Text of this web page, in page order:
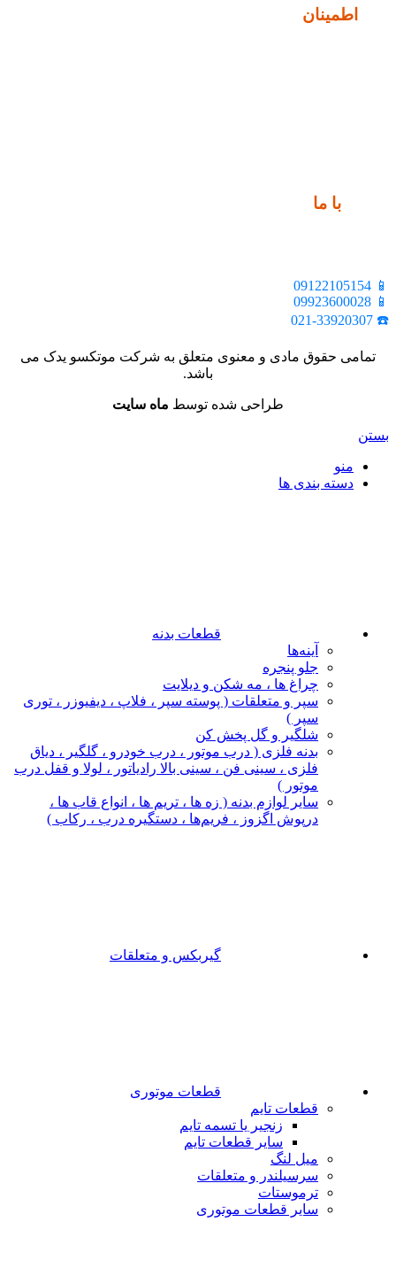
اطمینان
با ما
📱 09122105154
📱 09923600028
☎️ 021-33920307
تمامی حقوق مادی و معنوی متعلق به شرکت موتکسو یدک می
باشد.
طراحی شده توسط ماه سایت
بستن
منو
دسته بندی ها
قطعات بدنه
آینه‌ها
جلو پنجره
چراغ‌ ها ، مه‌ شکن و دیلایت
سپر و متعلقات ( پوسته سپر ، فلاپ ، دیفیوزر ، توری
سپر )
شلگیر و گل‌ پخش‌ کن
بدنه فلزی ( درب موتور ، درب خودرو ، گلگیر ، دیاق
فلزی ، سینی فن ، سینی بالا رادیاتور ، لولا و قفل درب
موتور )
سایر لوازم بدنه ( زه ها ، تریم ها ، انواع قاب ها ،
درپوش اگزوز ، فریم‌ها ، دستگیره درب ، رکاب )
گیربکس و متعلقات
قطعات موتوری
قطعات تایم
زنجیر یا تسمه تایم
سایر قطعات تایم
میل لنگ
سرسیلندر و متعلقات
ترموستات
سایر قطعات موتوری